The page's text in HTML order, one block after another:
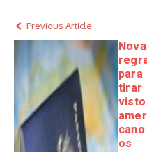
Previous Article
para
tirar
visto
cano
os